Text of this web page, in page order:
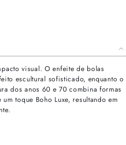
visual. O enfeite de bolas
escultural sofisticado, enquanto o
dos anos 60 e 70 combina formas
toque Boho Luxe, resultando em